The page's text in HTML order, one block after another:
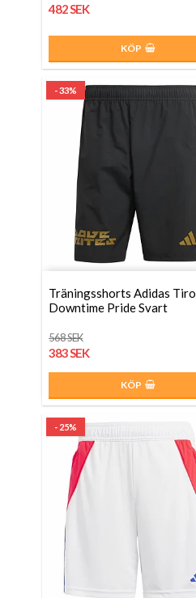
482 SEK
KÖP
- 33%
Träningsshorts Adidas Tiro
Downtime Pride Svart
568 SEK
383 SEK
KÖP
- 25%